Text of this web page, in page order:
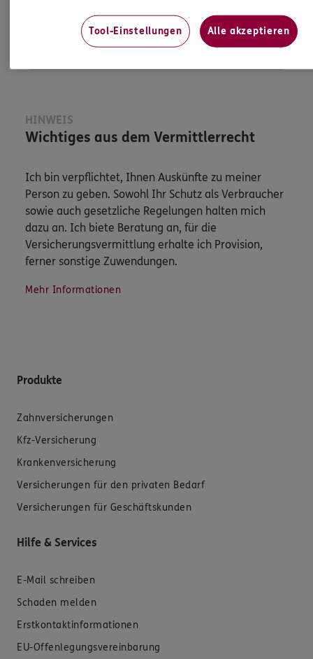
Jetzt informieren
HINWEIS
Wichtiges aus dem Vermittlerrecht
Ich bin verpflichtet, Ihnen Auskünfte zu meiner
Person zu geben. Sowohl Ihr Schutz als Verbraucher
sowie auch gesetzliche Regelungen halten mich
dazu an. Ich biete Beratung an, für die
Versicherungsvermittlung erhalte ich Provision,
ferner sonstige Zuwendungen.
Mehr Informationen
Produkte
Zahnversicherungen
Kfz-Versicherung
Krankenversicherung
Versicherungen für den privaten Bedarf
Versicherungen für Geschäftskunden
Hilfe & Services
E-Mail schreiben
Schaden melden
Erstkontaktinformationen
EU-Offenlegungsvereinbarung
Tool-Einstellungen Alle akzeptieren